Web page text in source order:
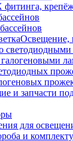
крепёж
Освещение,
и запчасти
для
и